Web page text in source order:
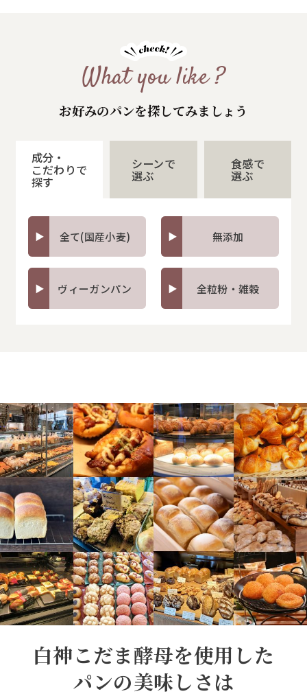
What you like ?
お好みのパンを探してみましょう
成分・
こだわりで
探す
シーンで
選ぶ
食感で
選ぶ
全て(国産小麦) 無添加
ヴィーガンパン 全粒粉・雑穀
白神こだま酵母を使用した
パンの美味しさは